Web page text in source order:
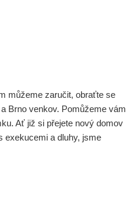
můžeme zaručit, obraťte se
Brno venkov. Pomůžeme vám
Ať již si přejete nový domov
exekucemi a dluhy, jsme